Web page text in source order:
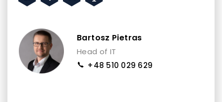
Bartosz Pietras
Head of IT
+48 510 029 629